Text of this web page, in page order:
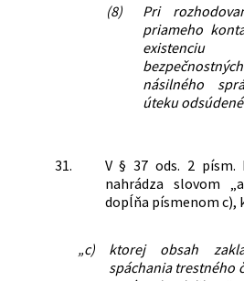
(8)
Pri
priameho
násilného
úteku
31.
V § 37 ods. 2 písm.
nahrádza slovom
dopĺňa písmenom c),
„c)
ktorej obsah
spáchania trestného